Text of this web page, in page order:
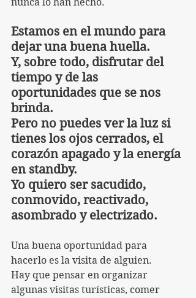
Estamos en el mundo para
dejar una buena huella.
Y, sobre todo, disfrutar del
tiempo y de las
oportunidades que se nos
brinda.
Pero no puedes ver la luz si
tienes los ojos cerrados, el
corazón apagado y la energía
en standby.
Yo quiero ser sacudido,
conmovido, reactivado,
asombrado y electrizado.
Una buena oportunidad para
hacerlo es la visita de alguien.
Hay que pensar en organizar
algunas visitas turísticas, comer